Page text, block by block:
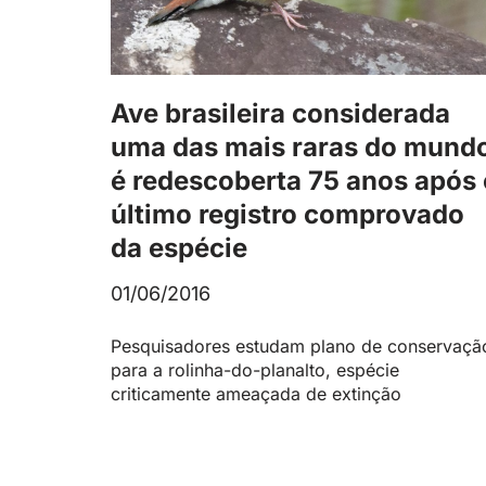
Ave brasileira considerada
uma das mais raras do
é redescoberta 75 anos após
último registro comprovado
da espécie
01/06/2016
Pesquisadores estudam plano de
para a rolinha-do-planalto, espécie
criticamente ameaçada de extinção